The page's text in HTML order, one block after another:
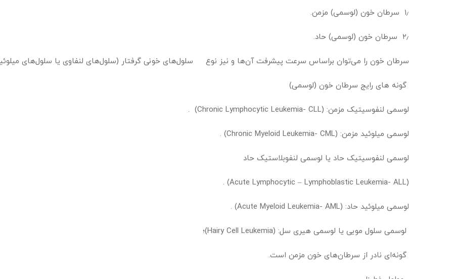
۱٫ سرطان خون (لوسمی) مزمن.
۲٫ سرطان خون (لوسمی) حاد.
سرطان خون را می‌توان براساس سرعت پیشرفت آن‌ها و نیز نوع سلول‌های خونی گرفتار (سلول‌های لنفاوی یا سلول‌های
گونه های رایج سرطان خون (لوسمی)
لوسمی لنفوسیتیک مزمن: (Chronic Lymphocytic Leukemia- CLL) .
لوسمی میلوئید مزمن: (Chronic Myeloid Leukemia- CML) .
لوسمی لنفوسیتیک حاد یا لوسمی لنفوبلاستیک حاد
(Acute Lymphocytic – Lymphoblastic Leukemia- ALL) .
لوسمی میلوئید حاد: (Acute Myeloid Leukemia- AML) .
لوسمی سلول مویی یا لوسمی هیری سل: (Hairy Cell Leukemia)؛
گونه‌‌‌‌‌‌‌‌‌ای نادر از سرطان‌‌‌‌‌‌‌‌‌های خون مزمن است.